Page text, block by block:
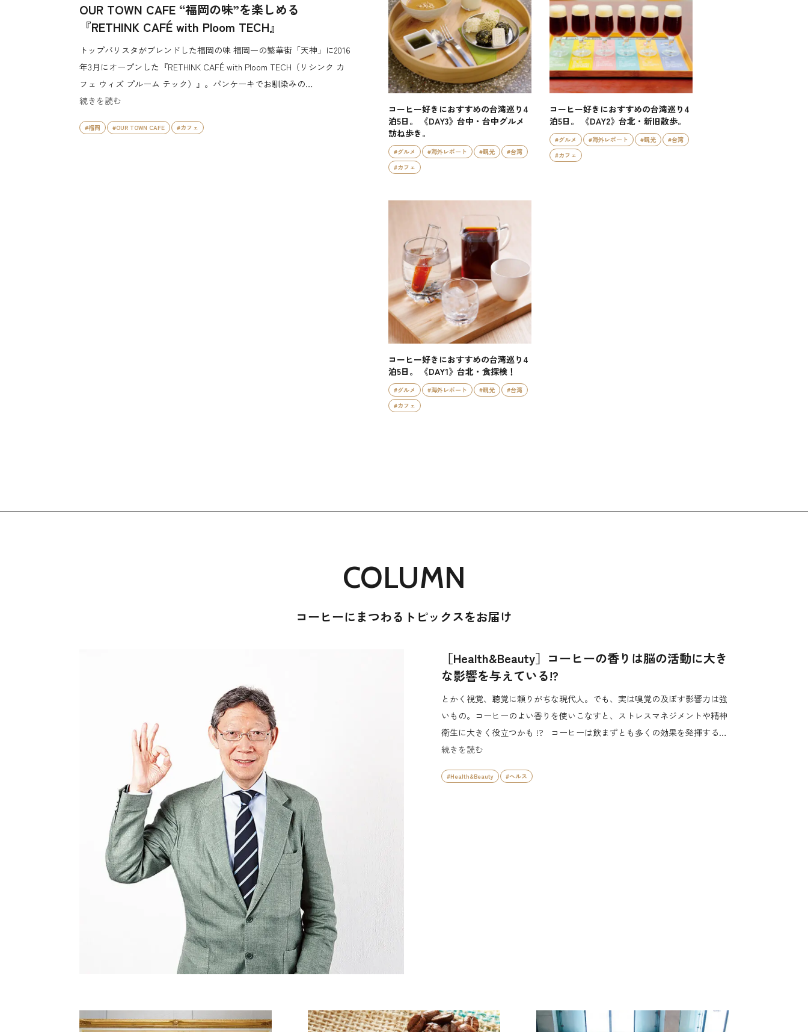
OUR TOWN CAFE “福岡の味”を楽しめる
『RETHINK CAFÉ with Ploom TECH』
トップバリスタがブレンドした福岡の味 福岡一の繁華街「天神」に2016
年3月にオープンした『RETHINK CAFÉ with Ploom TECH（リシンク カ
フェ ウィズ プルーム テック）』。パンケーキでお馴染みの…
続きを読む
#福岡 #OUR TOWN CAFE #カフェ
コーヒー好きにおすすめの台湾巡り4
泊5日。 《DAY3》台中・台中グルメ
訪ね歩き。
#グルメ #海外レポート #観光
#台湾
#カフェ
コーヒー好きにおすすめの台湾巡り4
泊5日。 《DAY2》台北・新旧散歩。
#グルメ #海外レポート #観光
#台湾
#カフェ
コーヒー好きにおすすめの台湾巡り4
泊5日。 《DAY1》台北・食探検！
#グルメ #海外レポート #観光
#台湾
#カフェ
COLUMN
コーヒーにまつわるトピックスをお届け
［Health&Beauty］コーヒーの香りは脳の活動に大き
な影響を与えている!?
とかく視覚、聴覚に頼りがちな現代人。でも、実は嗅覚の及ぼす影響力は強
いもの。コーヒーのよい香りを使いこなすと、ストレスマネジメントや精神
衛生に大きく役立つかも !? コーヒーは飲まずとも多くの効果を発揮する…
続きを読む
#Health&Beauty #ヘルス